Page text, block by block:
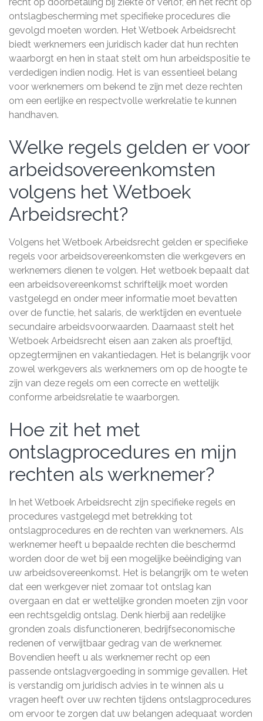
ontslagbescherming met specifieke procedures die
gevolgd moeten worden. Het Wetboek Arbeidsrecht
biedt werknemers een juridisch kader dat hun rechten
waarborgt en hen in staat stelt om hun arbeidspositie te
verdedigen indien nodig. Het is van essentieel belang
voor werknemers om bekend te zijn met deze rechten
om een eerlijke en respectvolle werkrelatie te kunnen
handhaven.
Welke regels gelden er voor
arbeidsovereenkomsten
volgens het Wetboek
Arbeidsrecht?
Volgens het Wetboek Arbeidsrecht gelden er specifieke
regels voor arbeidsovereenkomsten die werkgevers en
werknemers dienen te volgen. Het wetboek bepaalt dat
een arbeidsovereenkomst schriftelijk moet worden
vastgelegd en onder meer informatie moet bevatten
over de functie, het salaris, de werktijden en eventuele
secundaire arbeidsvoorwaarden. Daarnaast stelt het
Wetboek Arbeidsrecht eisen aan zaken als proeftijd,
opzegtermijnen en vakantiedagen. Het is belangrijk voor
zowel werkgevers als werknemers om op de hoogte te
zijn van deze regels om een correcte en wettelijk
conforme arbeidsrelatie te waarborgen.
Hoe zit het met
ontslagprocedures en mijn
rechten als werknemer?
In het Wetboek Arbeidsrecht zijn specifieke regels en
procedures vastgelegd met betrekking tot
ontslagprocedures en de rechten van werknemers. Als
werknemer heeft u bepaalde rechten die beschermd
worden door de wet bij een mogelijke beëindiging van
uw arbeidsovereenkomst. Het is belangrijk om te weten
dat een werkgever niet zomaar tot ontslag kan
overgaan en dat er wettelijke gronden moeten zijn voor
een rechtsgeldig ontslag. Denk hierbij aan redelijke
gronden zoals disfunctioneren, bedrijfseconomische
redenen of verwijtbaar gedrag van de werknemer.
Bovendien heeft u als werknemer recht op een
passende ontslagvergoeding in sommige gevallen. Het
is verstandig om juridisch advies in te winnen als u
vragen heeft over uw rechten tijdens ontslagprocedures
om ervoor te zorgen dat uw belangen adequaat worden